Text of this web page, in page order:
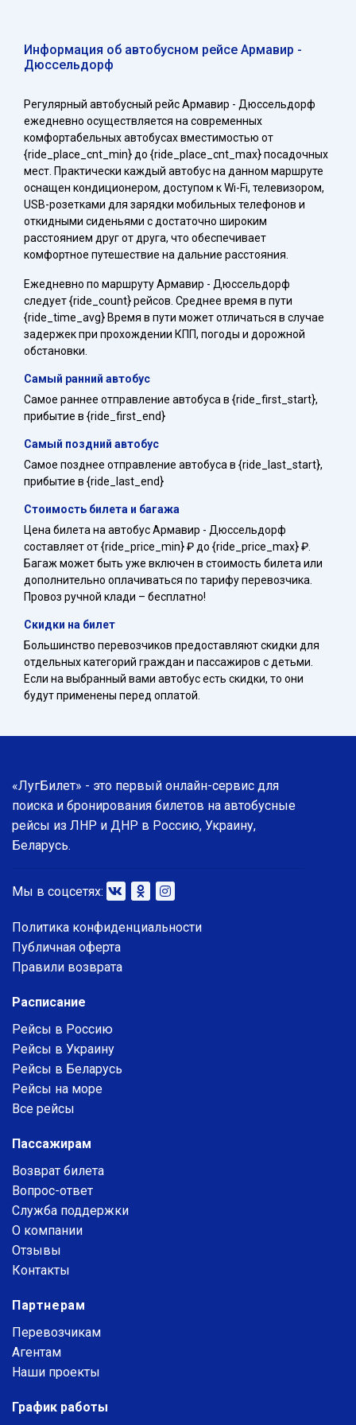
Информация об автобусном рейсе Армавир -
Дюссельдорф
Регулярный автобусный рейс Армавир - Дюссельдорф
ежедневно осуществляется на современных
комфортабельных автобусах вместимостью от
{ride_place_cnt_min} до {ride_place_cnt_max} посадочных
мест. Практически каждый автобус на данном маршруте
оснащен кондиционером, доступом к Wi-Fi, телевизором,
USB-розетками для зарядки мобильных телефонов и
откидными сиденьями с достаточно широким
расстоянием друг от друга, что обеспечивает
комфортное путешествие на дальние расстояния.
Ежедневно по маршруту Армавир - Дюссельдорф
следует {ride_count} рейсов. Среднее время в пути
{ride_time_avg} Время в пути может отличаться в случае
задержек при прохождении КПП, погоды и дорожной
обстановки.
Самый ранний автобус
Самое раннее отправление автобуса в {ride_first_start},
прибытие в {ride_first_end}
Самый поздний автобус
Самое позднее отправление автобуса в {ride_last_start},
прибытие в {ride_last_end}
Стоимость билета и багажа
Цена билета на автобус Армавир - Дюссельдорф
составляет от {ride_price_min} ₽ до {ride_price_max} ₽.
Багаж может быть уже включен в стоимость билета или
дополнительно оплачиваться по тарифу перевозчика.
Провоз ручной клади – бесплатно!
Скидки на билет
Большинство перевозчиков предоставляют скидки для
отдельных категорий граждан и пассажиров с детьми.
Если на выбранный вами автобус есть скидки, то они
будут применены перед оплатой.
«ЛугБилет» - это первый онлайн-сервис для
поиска и бронирования билетов на автобусные
рейсы из ЛНР и ДНР в Россию, Украину,
Беларусь.
Мы в соцсетях:
Политика конфиденциальности
Публичная оферта
Правили возврата
Расписание
Рейсы в Россию
Рейсы в Украину
Рейсы в Беларусь
Рейсы на море
Все рейсы
Пассажирам
Возврат билета
Вопрос-ответ
Служба поддержки
О компании
Отзывы
Контакты
Партнерам
Перевозчикам
Агентам
Наши проекты
График работы